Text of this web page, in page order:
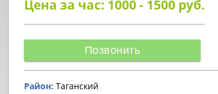
Цена за час: 1000 - 1500 руб.
Позвонить
Район: Таганский